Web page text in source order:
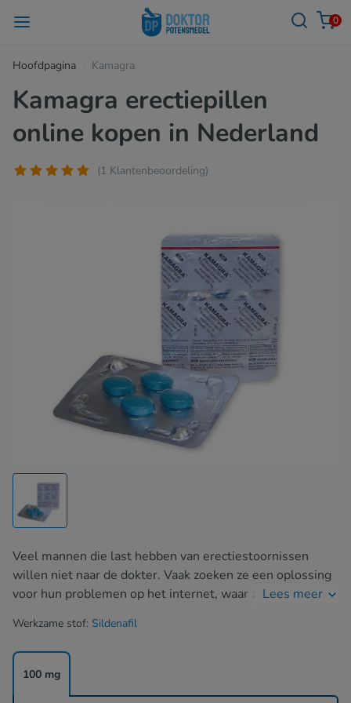
0
Hoofdpagina Kamagra
Kamagra erectiepillen
online kopen in Nederland
(1 Klantenbeoordeling)
Veel mannen die last hebben van erectiestoornissen
willen niet naar de dokter. Vaak zoeken ze een oplossing
voor hun problemen op het internet, waar ze
best verkopende onder dergelijke medicijnen is
ongetwijfeld Kamagra (sildenafil). Sildenafil was de
eerste molecule in de groep van PDE-5-remmers en
Lees meer
Werkzame stof: Sildenafil
100 mg